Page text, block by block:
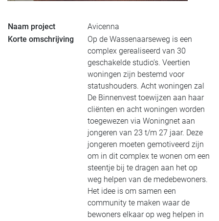
Naam project
Avicenna
Korte omschrijving
Op de Wassenaarseweg is een
complex gerealiseerd van 30
geschakelde studio’s. Veertien
woningen zijn bestemd voor
statushouders. Acht woningen zal
De Binnenvest toewijzen aan haar
cliënten en acht woningen worden
toegewezen via Woningnet aan
jongeren van 23 t/m 27 jaar. Deze
jongeren moeten gemotiveerd zijn
om in dit complex te wonen om een
steentje bij te dragen aan het op
weg helpen van de medebewoners.
Het idee is om samen een
community te maken waar de
bewoners elkaar op weg helpen in